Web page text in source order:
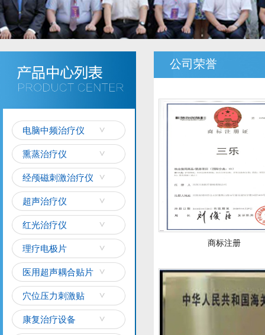
电脑中频治疗仪
熏蒸治疗仪
经颅磁刺激治疗仪
超声治疗仪
红光治疗仪
理疗电极片
医用超声耦合贴片
穴位压力刺激贴
康复治疗设备
公司荣誉
商标注册